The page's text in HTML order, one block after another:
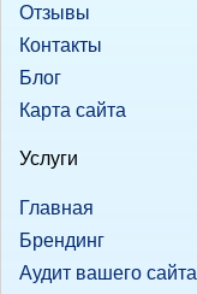
Отзывы
Контакты
Блог
Карта сайта
Услуги
Главная
Брендинг
Аудит вашего сайта